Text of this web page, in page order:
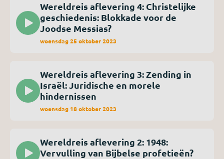
Wereldreis aflevering 4: Christelijke
geschiedenis: Blokkade voor de
Joodse Messias?
woensdag 25 oktober 2023
Wereldreis aflevering 3: Zending in
Israël: Juridische en morele
hindernissen
woensdag 18 oktober 2023
Wereldreis aflevering 2: 1948:
Vervulling van Bijbelse profetieën?